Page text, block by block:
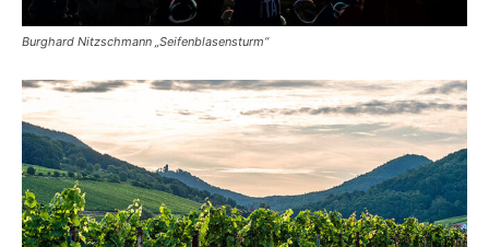
Burghard Nitzschmann „Seifenblasensturm“